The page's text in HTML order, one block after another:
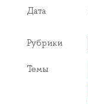
Дата
Рубрики
Темы